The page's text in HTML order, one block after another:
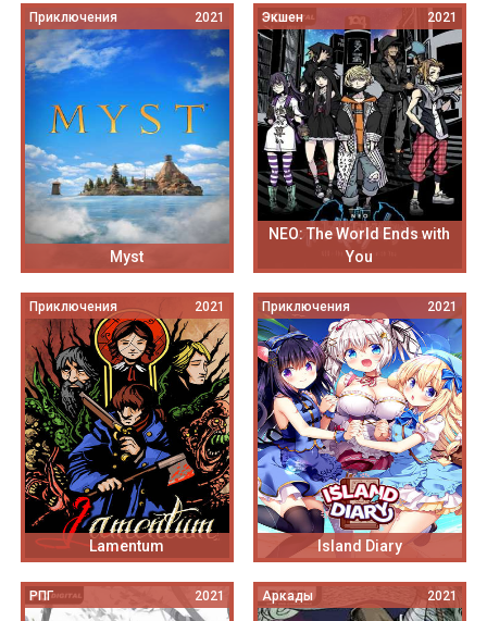
Приключения 2021
Myst
Экшен 2021
NEO: The World Ends with
You
Приключения 2021
Lamentum
Приключения 2021
Island Diary
РПГ 2021 Аркады 2021